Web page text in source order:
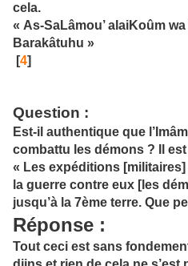
cela.
« As-SaLâmou’ alaiKoûm
Barakâtuhu »
[4]
Question :
Est-il authentique que
combattu les démons ? Il
« Les expéditions [militaires]
la guerre contre eux [les
jusqu’à la 7ème terre. Que
Réponse :
Tout ceci est sans